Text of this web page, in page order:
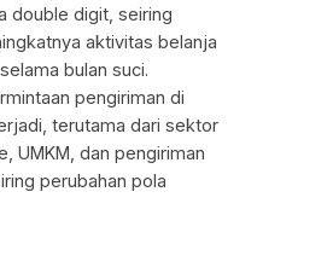
double digit, seiring
aktivitas belanja
bulan suci.
pengiriman di
terutama dari sektor
UMKM, dan pengiriman
perubahan pola